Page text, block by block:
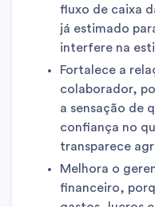
fluxo de caixa
já estimado
interfere na
Fortalece a
colaborador,
a sensação de
confiança no
transparece
Melhora o
financeiro,